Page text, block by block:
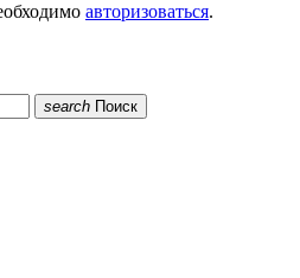
авторизоваться.
search Поиск